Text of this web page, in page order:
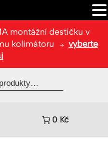
montážní destičku v
kolimátoru
vyberte
0 Kč